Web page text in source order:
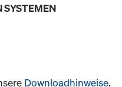
SYSTEMEN
Downloadhinweise.